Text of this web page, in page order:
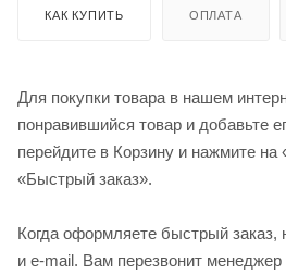
КАК КУПИТЬ ОПЛАТА
Для покупки товара в нашем
понравившийся товар и добавьте
перейдите в Корзину и нажмите
«Быстрый заказ».
Когда оформляете быстрый
и e-mail. Вам перезвонит менеджер